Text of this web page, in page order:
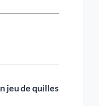
jeu de quilles